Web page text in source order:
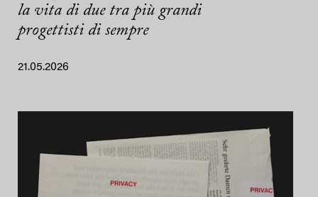
la vita di due tra più grandi
progettisti di sempre
21.05.2026